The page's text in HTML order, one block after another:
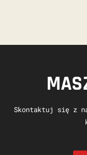
Skontaktuj się z